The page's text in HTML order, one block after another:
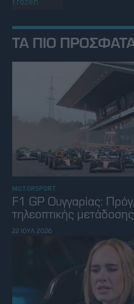
ΤΑ ΠΙΟ
MOTORSPORT
F1 GP Ουγγαρίας:
τηλεοπτικής μετάδοσης
22 ΙΟΥΛ 2026